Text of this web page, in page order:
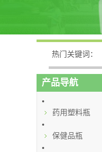
热门关键词：
产品导航
药用塑料瓶
保健品瓶